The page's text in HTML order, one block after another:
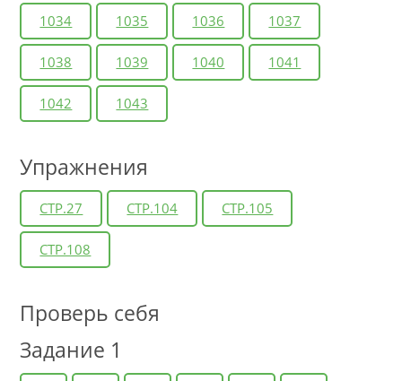
1034 1035 1036 1037
1038 1039 1040 1041
1042 1043
Упражнения
СТР.27 СТР.104 СТР.105
СТР.108
Проверь себя
Задание 1